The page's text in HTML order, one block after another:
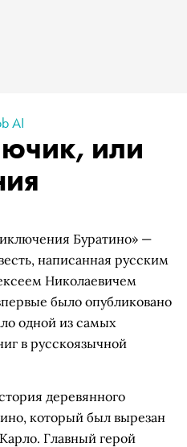
AI
или
Буратино» —
написанная русским
Николаевичем
было опубликовано
одной из самых
в русскоязычной
деревянного
который был вырезан
Главный герой